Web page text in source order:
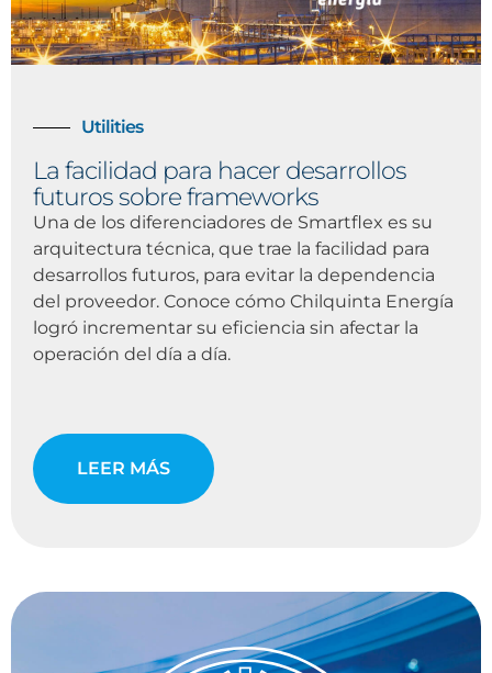
Utilities
La facilidad para hacer desarrollos
futuros sobre frameworks
Una de los diferenciadores de Smartflex es su
arquitectura técnica, que trae la facilidad para
desarrollos futuros, para evitar la dependencia
del proveedor. Conoce cómo Chilquinta Energía
logró incrementar su eficiencia sin afectar la
operación del día a día.
LEER MÁS